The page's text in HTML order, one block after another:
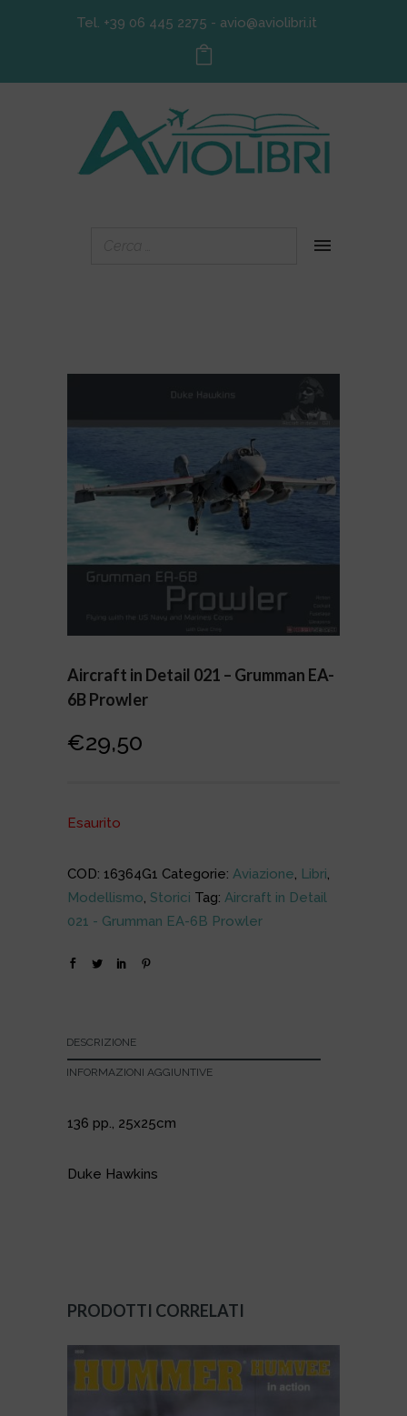
Tel. +39 06 445 2275 - avio@aviolibri.it
Aircraft in Detail 021 – Grumman EA-
6B Prowler
€29,50
Esaurito
COD: 16364G1 Categorie: Aviazione, Libri,
Modellismo, Storici Tag: Aircraft in Detail
021 - Grumman EA-6B Prowler
DESCRIZIONE
INFORMAZIONI AGGIUNTIVE
136 pp., 25x25cm
Duke Hawkins
PRODOTTI CORRELATI